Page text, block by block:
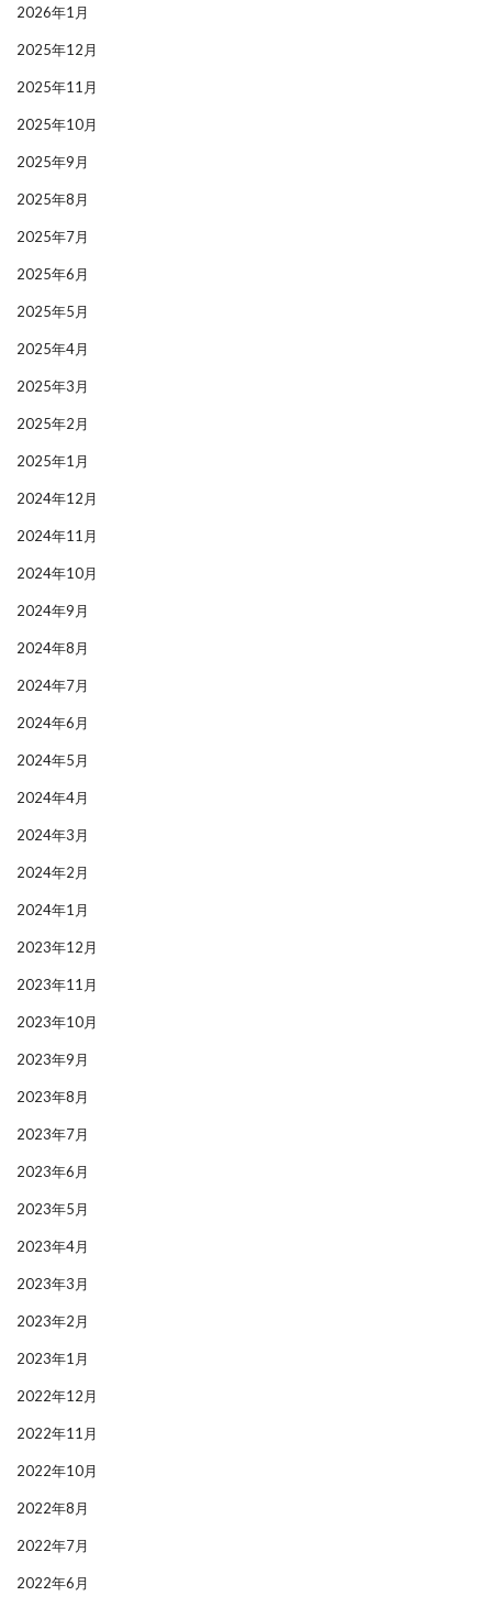
2026年1月
2025年12月
2025年11月
2025年10月
2025年9月
2025年8月
2025年7月
2025年6月
2025年5月
2025年4月
2025年3月
2025年2月
2025年1月
2024年12月
2024年11月
2024年10月
2024年9月
2024年8月
2024年7月
2024年6月
2024年5月
2024年4月
2024年3月
2024年2月
2024年1月
2023年12月
2023年11月
2023年10月
2023年9月
2023年8月
2023年7月
2023年6月
2023年5月
2023年4月
2023年3月
2023年2月
2023年1月
2022年12月
2022年11月
2022年10月
2022年8月
2022年7月
2022年6月